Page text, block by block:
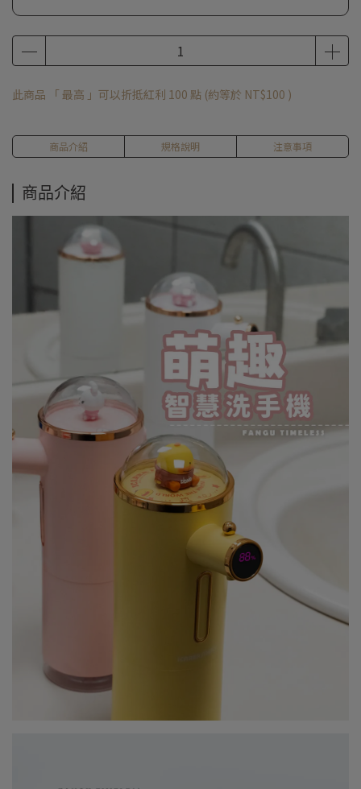
此商品 「 最高 」可以折抵紅利 100 點 (約等於 NT$100 )
商品介紹 規格說明 注意事項
商品介紹